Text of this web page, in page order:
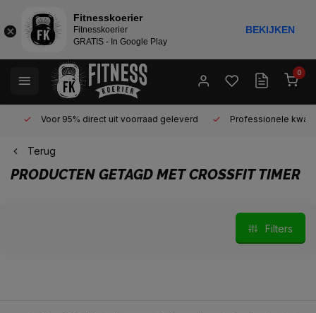
0
Voor 95% direct uit voorraad geleverd Professionele kwaliteit
Terug
PRODUCTEN GETAGD MET CROSSFIT TIMER
Filters
Fitnesskoerier
Fitnesskoerier
GRATIS - In Google Play
BEKIJKEN